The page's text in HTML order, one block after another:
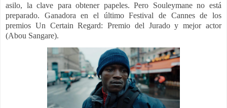
asilo, la clave para obtener papeles. Pero Souleymane no está
preparado. Ganadora en el último Festival de Cannes de los
premios Un Certain Regard: Premio del Jurado y mejor actor
(Abou Sangare).